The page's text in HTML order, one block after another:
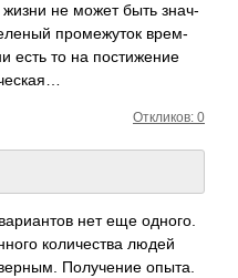
жизни не может быть знач­
пром­ежуток врем­
есть то на пост­ижение
Откликов: 0
нет еще одного.
коли­чества людей
Полу­чение опыта.